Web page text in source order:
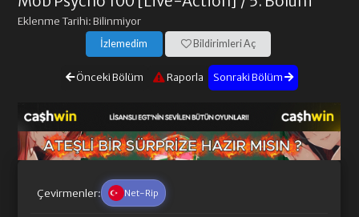
Eklenme Tarihi: Bilinmiyor
İzlemedim Bildirimleri Aç
Önceki Bölüm Raporla Sonraki Bölüm
Çevirmenler: Net-Rip